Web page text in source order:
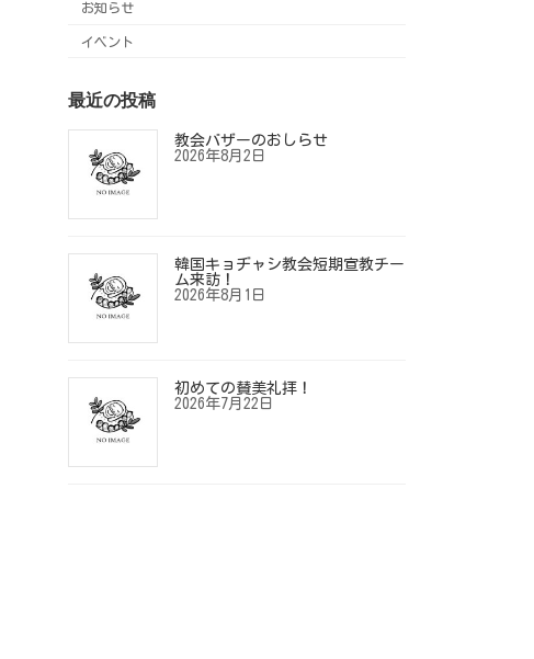
お知らせ
イベント
最近の投稿
教会バザーのおしらせ
2026年8月2日
韓国キョヂャシ教会短期宣教チー
ム来訪！
2026年8月1日
初めての賛美礼拝！
2026年7月22日